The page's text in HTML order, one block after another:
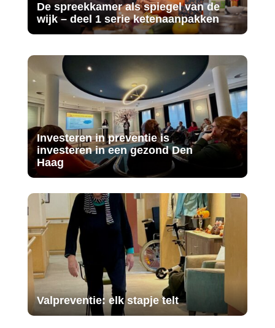
De spreekkamer als spiegel van de
wijk – deel 1 serie ketenaanpakken
Investeren in preventie is
investeren in een gezond Den
Haag
Valpreventie: elk stapje telt